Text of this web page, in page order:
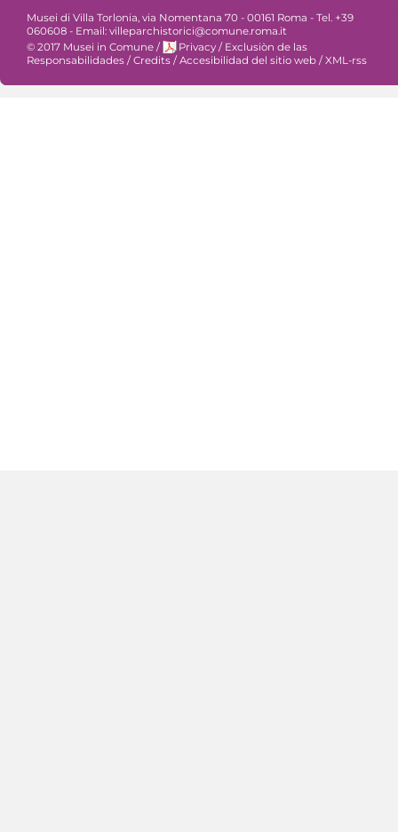
Musei di Villa Torlonia, via Nomentana 70 - 00161 Roma - Tel. +39
060608 - Email: villeparchistorici@comune.roma.it
© 2017 Musei in Comune / Privacy / Exclusiòn de las
Responsabilidades / Credits / Accesibilidad del sitio web / XML-rss